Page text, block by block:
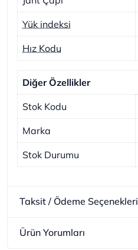
Yük indeksi
Hız Kodu
Diğer Özellikler
Stok Kodu
Marka
Stok Durumu
Taksit / Ödeme Seçenekleri
Ürün Yorumları